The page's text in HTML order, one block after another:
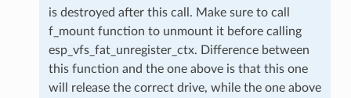
is destroyed after this call. Make sure to call
f_mount function to unmount it before calling
esp_vfs_fat_unregister_ctx. Difference between
this function and the one above is that this one
will release the correct drive, while the one above